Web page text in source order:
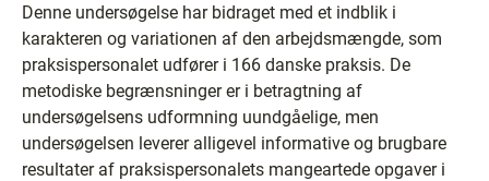
Denne undersøgelse har bidraget med et indblik i
karakteren og variationen af den arbejdsmængde, som
praksispersonalet udfører i 166 danske praksis. De
metodiske begrænsninger er i betragtning af
undersøgelsens udformning uundgåelige, men
undersøgelsen leverer alligevel informative og brugbare
resultater af praksispersonalets mangeartede opgaver i